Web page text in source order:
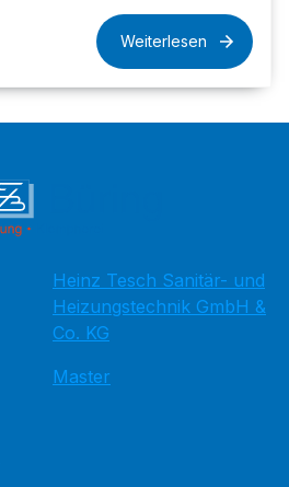
Weiterlesen
Heinz Tesch Sanitär- und
Heizungstechnik GmbH &
Co. KG
Master